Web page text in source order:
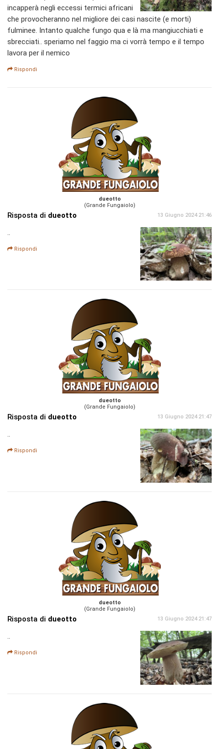
incapperà negli eccessi termici africani
che provocheranno nel migliore dei casi nascite (e morti)
fulminee. Intanto qualche fungo qua e là ma mangiucchiati e
sbrecciati.. speriamo nel faggio ma ci vorrà tempo e il tempo
lavora per il nemico
Rispondi
dueotto
(Grande Fungaiolo)
Risposta di dueotto 13 Giugno 2024 21:46
Rispondi
dueotto
(Grande Fungaiolo)
Risposta di dueotto 13 Giugno 2024 21:47
..
Rispondi
dueotto
(Grande Fungaiolo)
Risposta di dueotto 13 Giugno 2024 21:47
..
Rispondi